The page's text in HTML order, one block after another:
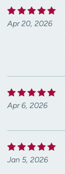
Apr 20, 2026
Apr 6, 2026
Jan 5, 2026